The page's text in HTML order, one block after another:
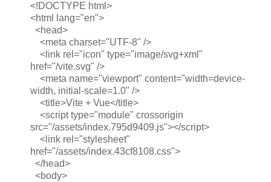
<!DOCTYPE html>
<html lang="en">
<head>
<meta charset="UTF-8" />
<link rel="icon" type="image/svg+xml"
href="/vite.svg" />
<meta name="viewport" content="width=device-
width, initial-scale=1.0" />
<title>Vite + Vue</title>
<script type="module" crossorigin
src="/assets/index.795d9409.js"></script>
<link rel="stylesheet"
href="/assets/index.43cf8108.css">
</head>
<body>